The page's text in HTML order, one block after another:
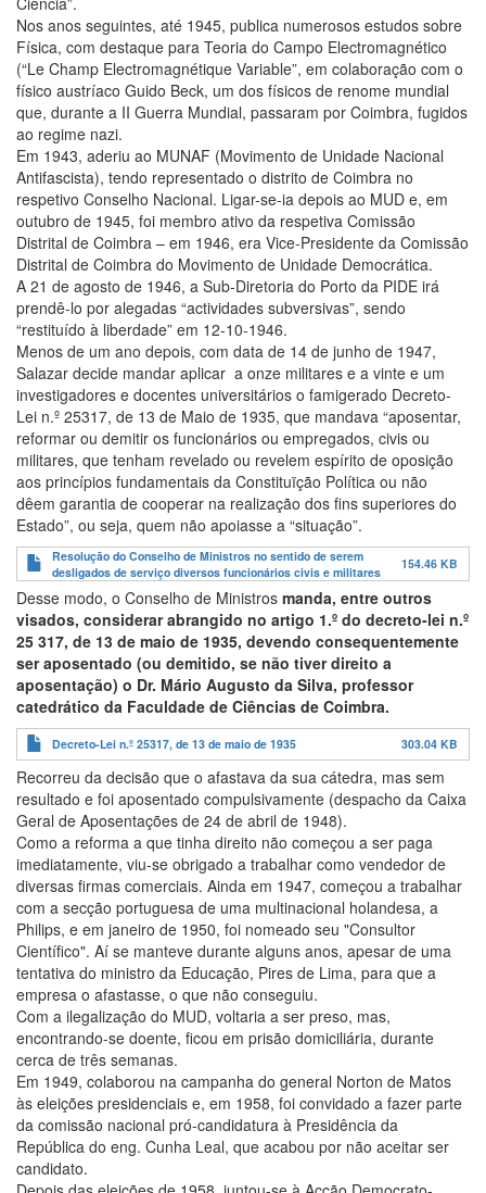
Nos anos seguintes, até 1945, publica numerosos estudos sobre
Física, com destaque para Teoria do Campo Electromagnético
(“Le Champ Electromagnétique Variable”, em colaboração com o
físico austríaco Guido Beck, um dos físicos de renome mundial
que, durante a II Guerra Mundial, passaram por Coimbra, fugidos
ao regime nazi.
Em 1943, aderiu ao MUNAF (Movimento de Unidade Nacional
Antifascista), tendo representado o distrito de Coimbra no
respetivo Conselho Nacional. Ligar-se-ia depois ao MUD e, em
outubro de 1945, foi membro ativo da respetiva Comissão
Distrital de Coimbra – em 1946, era Vice-Presidente da Comissão
Distrital de Coimbra do Movimento de Unidade Democrática.
A 21 de agosto de 1946, a Sub-Diretoria do Porto da PIDE irá
prendê-lo por alegadas “actividades subversivas”, sendo
“restituído à liberdade” em 12-10-1946.
Menos de um ano depois, com data de 14 de junho de 1947,
Salazar decide mandar aplicar a onze militares e a vinte e um
investigadores e docentes universitários o famigerado Decreto-
Lei n.º 25317, de 13 de Maio de 1935, que mandava “aposentar,
reformar ou demitir os funcionários ou empregados, civis ou
militares, que tenham revelado ou revelem espírito de oposição
aos princípios fundamentais da Constituïção Política ou não
dêem garantia de cooperar na realização dos fins superiores do
Estado”, ou seja, quem não apoiasse a “situação”.
Resolução do Conselho de Ministros no sentido de serem
desligados de serviço diversos funcionários civis e militares
154.46 KB
Desse modo, o Conselho de Ministros manda, entre outros
visados, considerar abrangido no artigo 1.º do decreto-lei n.º
25 317, de 13 de maio de 1935, devendo consequentemente
ser aposentado (ou demitido, se não tiver direito a
aposentação) o Dr. Mário Augusto da Silva, professor
catedrático da Faculdade de Ciências de Coimbra.
Decreto-Lei n.º 25317, de 13 de maio de 1935 303.04 KB
Recorreu da decisão que o afastava da sua cátedra, mas sem
resultado e foi aposentado compulsivamente (despacho da Caixa
Geral de Aposentações de 24 de abril de 1948).
Como a reforma a que tinha direito não começou a ser paga
imediatamente, viu-se obrigado a trabalhar como vendedor de
diversas firmas comerciais. Ainda em 1947, começou a trabalhar
com a secção portuguesa de uma multinacional holandesa, a
Philips, e em janeiro de 1950, foi nomeado seu "Consultor
Científico". Aí se manteve durante alguns anos, apesar de uma
tentativa do ministro da Educação, Pires de Lima, para que a
empresa o afastasse, o que não conseguiu.
Com a ilegalização do MUD, voltaria a ser preso, mas,
encontrando-se doente, ficou em prisão domiciliária, durante
cerca de três semanas.
Em 1949, colaborou na campanha do general Norton de Matos
às eleições presidenciais e, em 1958, foi convidado a fazer parte
da comissão nacional pró-candidatura à Presidência da
República do eng. Cunha Leal, que acabou por não aceitar ser
candidato.